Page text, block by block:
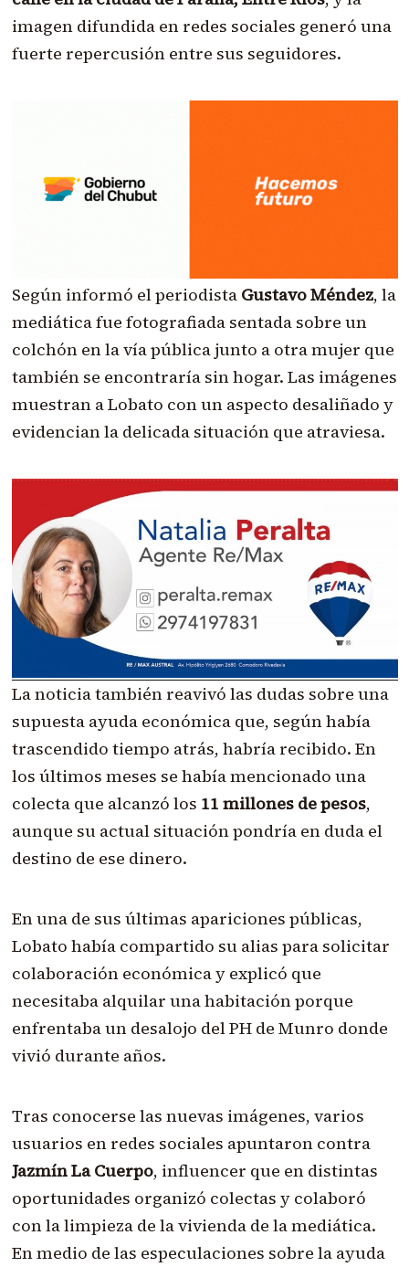
imagen difundida en redes sociales generó una
fuerte repercusión entre sus seguidores.
Según informó el periodista Gustavo Méndez, la
mediática fue fotografiada sentada sobre un
colchón en la vía pública junto a otra mujer que
también se encontraría sin hogar. Las imágenes
muestran a Lobato con un aspecto desaliñado y
evidencian la delicada situación que atraviesa.
La noticia también reavivó las dudas sobre una
supuesta ayuda económica que, según había
trascendido tiempo atrás, habría recibido. En
los últimos meses se había mencionado una
colecta que alcanzó los 11 millones de pesos,
aunque su actual situación pondría en duda el
destino de ese dinero.
En una de sus últimas apariciones públicas,
Lobato había compartido su alias para solicitar
colaboración económica y explicó que
necesitaba alquilar una habitación porque
enfrentaba un desalojo del PH de Munro donde
vivió durante años.
Tras conocerse las nuevas imágenes, varios
usuarios en redes sociales apuntaron contra
Jazmín La Cuerpo, influencer que en distintas
oportunidades organizó colectas y colaboró
con la limpieza de la vivienda de la mediática.
En medio de las especulaciones sobre la ayuda